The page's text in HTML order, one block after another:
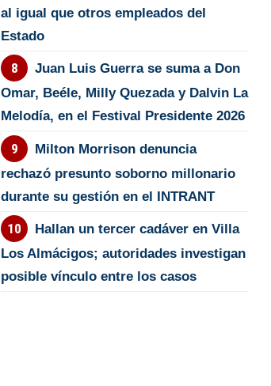
al igual que otros empleados del
Estado
Juan Luis Guerra se suma a Don
Omar, Beéle, Milly Quezada y Dalvin La
Melodía, en el Festival Presidente 2026
Milton Morrison denuncia
rechazó presunto soborno millonario
durante su gestión en el INTRANT
Hallan un tercer cadáver en Villa
Los Almácigos; autoridades investigan
posible vínculo entre los casos